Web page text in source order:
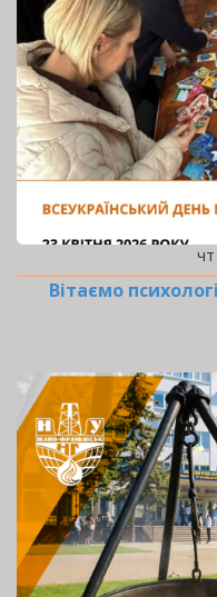
Вітаємо